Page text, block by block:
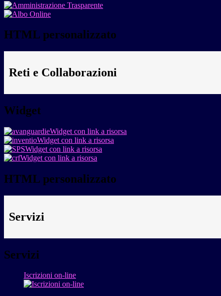
HTML personalizzato
Reti e Collaborazioni
Widget
Widget con link a risorsa
Widget con link a risorsa
Widget con link a risorsa
Widget con link a risorsa
HTML personalizzato
Servizi
Servizi
Iscrizioni on-line